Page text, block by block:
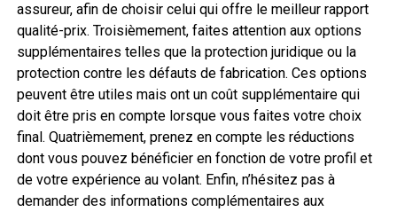
assureur, afin de choisir celui qui offre le meilleur rapport
qualité-prix. Troisièmement, faites attention aux options
supplémentaires telles que la protection juridique ou la
protection contre les défauts de fabrication. Ces options
peuvent être utiles mais ont un coût supplémentaire qui
doit être pris en compte lorsque vous faites votre choix
final. Quatrièmement, prenez en compte les réductions
dont vous pouvez bénéficier en fonction de votre profil et
de votre expérience au volant. Enfin, n’hésitez pas à
demander des informations complémentaires aux